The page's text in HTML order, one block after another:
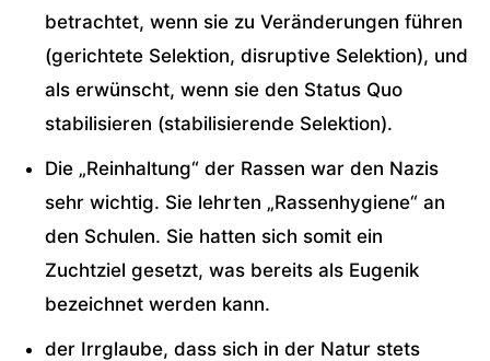
betrachtet, wenn sie zu Veränderungen führen
(gerichtete Selektion, disruptive Selektion), und
als erwünscht, wenn sie den Status Quo
stabilisieren (stabilisierende Selektion).
Die „Reinhaltung“ der Rassen war den Nazis
sehr wichtig. Sie lehrten „Rassenhygiene“ an
den Schulen. Sie hatten sich somit ein
Zuchtziel gesetzt, was bereits als Eugenik
bezeichnet werden kann.
der Irrglaube, dass sich in der Natur stets